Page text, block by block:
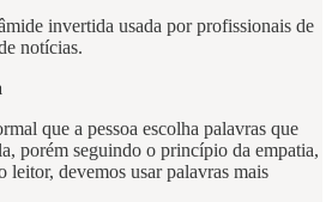
invertida usada por profissionais de
notícias.
que a pessoa escolha palavras que
porém seguindo o princípio da empatia,
leitor, devemos usar palavras mais